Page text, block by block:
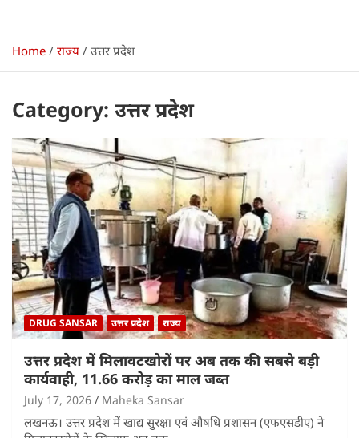
Home राज्य उत्तर प्रदेश
Category: उत्तर प्रदेश
DRUG SANSAR उत्तर प्रदेश राज्य
उत्तर प्रदेश में मिलावटखोरों पर अब तक की सबसे बड़ी
कार्यवाही, 11.66 करोड़ का माल जब्त
July 17, 2026 Maheka Sansar
लखनऊ। उत्तर प्रदेश में खाद्य सुरक्षा एवं औषधि प्रशासन (एफएसडीए) ने